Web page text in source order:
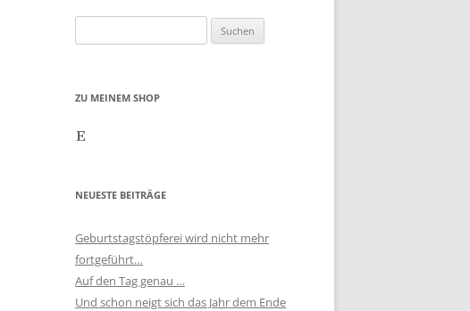
nach:
ZU MEINEM SHOP
Etsy
NEUESTE BEITRÄGE
Geburtstagstöpferei wird nicht mehr
fortgeführt…
Auf den Tag genau …
Und schon neigt sich das Jahr dem Ende